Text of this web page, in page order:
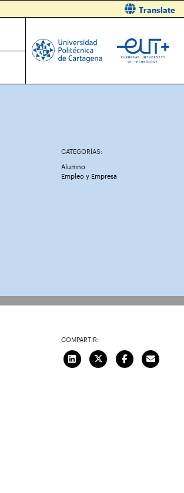
Translate
CATEGORÍAS:
Alumno
Empleo y Empresa
COMPARTIR: